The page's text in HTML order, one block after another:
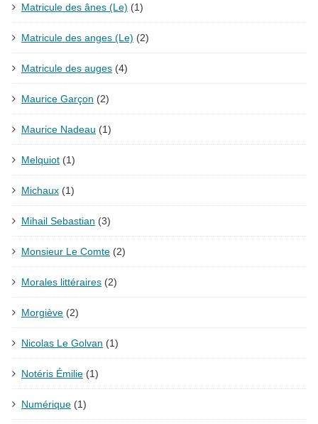
Matricule des ânes (Le) (1)
Matricule des anges (Le) (2)
Matricule des auges (4)
Maurice Garçon (2)
Maurice Nadeau (1)
Melquiot (1)
Michaux (1)
Mihail Sebastian (3)
Monsieur Le Comte (2)
Morales littéraires (2)
Morgiève (2)
Nicolas Le Golvan (1)
Notéris Émilie (1)
Numérique (1)